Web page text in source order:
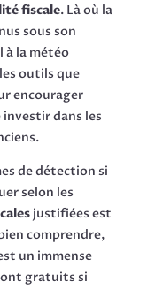
fiscale. Là où la
sous son
à la météo
outils que
encourager
dans les
de détection si
selon les
justifiées est
comprendre,
un immense
gratuits si